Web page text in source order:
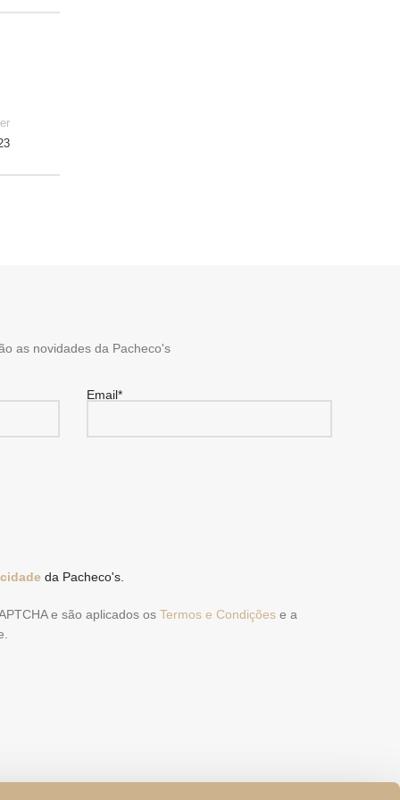
as novidades da Pacheco's
Email*
da Pacheco's.
e são aplicados os Termos e Condições e a